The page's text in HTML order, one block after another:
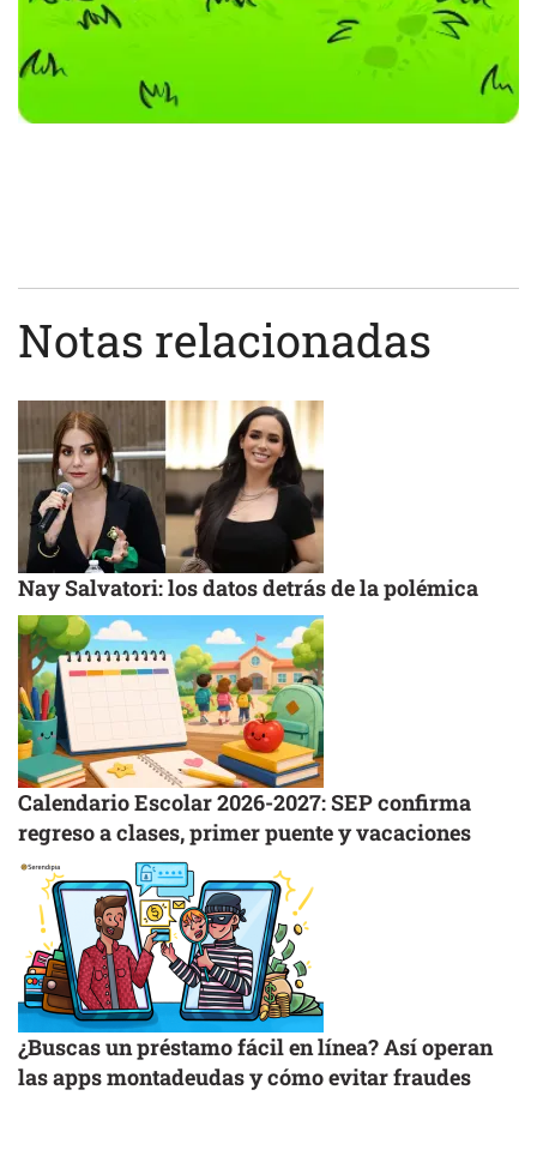
Notas relacionadas
Nay Salvatori: los datos detrás de la polémica
Calendario Escolar 2026-2027: SEP confirma
regreso a clases, primer puente y vacaciones
¿Buscas un préstamo fácil en línea? Así operan
las apps montadeudas y cómo evitar fraudes